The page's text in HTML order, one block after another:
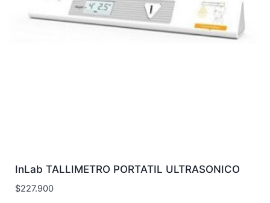
InLab TALLIMETRO PORTATIL ULTRASONICO
$227.900